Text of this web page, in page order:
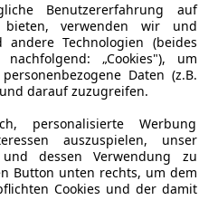
Sammlerwert
Benutzererfahrung auf
verwenden wir und
andere Technologien (beides
„Cookies"), um
Daten (z.B.
darauf zuzugreifen.
personalisierte Werbung
auszuspielen, unser
dessen Verwendung zu
Button unten rechts, um dem
Cookies und der damit